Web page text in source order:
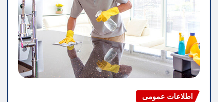
اطلاعات عمومی